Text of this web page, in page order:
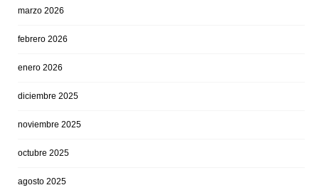
marzo 2026
febrero 2026
enero 2026
diciembre 2025
noviembre 2025
octubre 2025
agosto 2025